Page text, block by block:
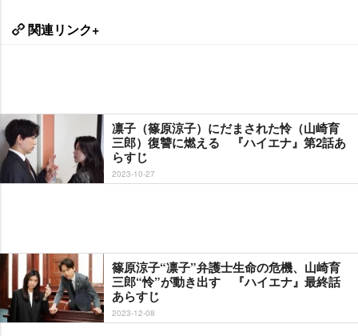
関連リンク+
凛子（篠原涼子）にだまされた怜（山崎育
三郎）復讐に燃える 『ハイエナ』第2話あ
らすじ
2023-10-27
篠原涼子“凛子”弁護士生命の危機、山崎育
三郎“怜”が動き出す 『ハイエナ』最終話
あらすじ
2023-12-08